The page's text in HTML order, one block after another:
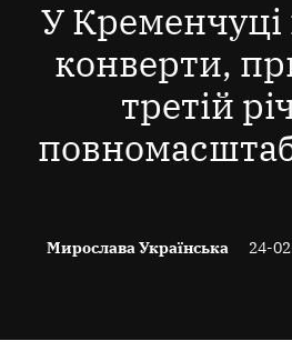
У Кременчуці
конверти,
третій
Мирослава Українська 24-